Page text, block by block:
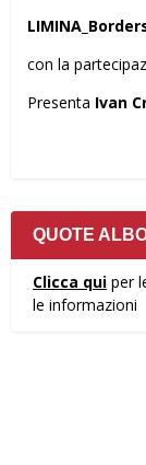
con la
Presenta Ivan
QUOTE
Clicca qui per
le informazioni